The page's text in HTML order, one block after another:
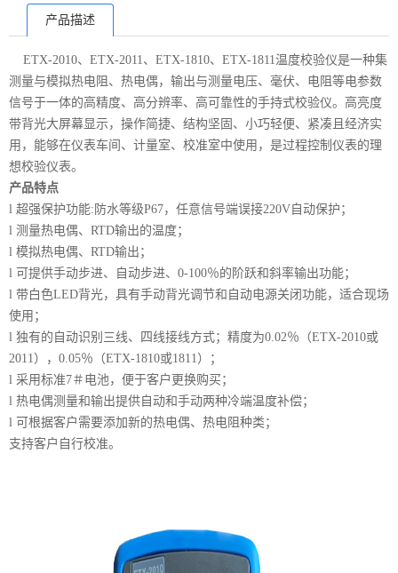
产品描述
ETX-2010、ETX-2011、ETX-1810、ETX-1811温度校验仪是一种集
测量与模拟热电阻、热电偶，输出与测量电压、毫伏、电阻等电参数
信号于一体的高精度、高分辨率、高可靠性的手持式校验仪。高亮度
带背光大屏幕显示，操作简捷、结构坚固、小巧轻便、紧凑且经济实
用，能够在仪表车间、计量室、校准室中使用，是过程控制仪表的理
想校验仪表。
产品特点
l 超强保护功能:防水等级P67，任意信号端误接220V自动保护；
l 测量热电偶、RTD输出的温度；
l 模拟热电偶、RTD输出；
l 可提供手动步进、自动步进、0-100％的阶跃和斜率输出功能；
l 带白色LED背光，具有手动背光调节和自动电源关闭功能，适合现场
使用；
l 独有的自动识别三线、四线接线方式；精度为0.02％（ETX-2010或
2011），0.05％（ETX-1810或1811）；
l 采用标准7＃电池，便于客户更换购买；
l 热电偶测量和输出提供自动和手动两种冷端温度补偿；
l 可根据客户需要添加新的热电偶、热电阻种类；
支持客户自行校准。